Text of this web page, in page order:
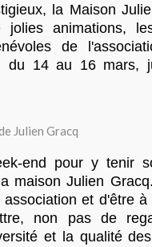
la Maison
animations,
de
du 14 au 16 mars,
Julien Gracq
end pour y tenir
maison Julien
et d'être
non pas de
et la qualité